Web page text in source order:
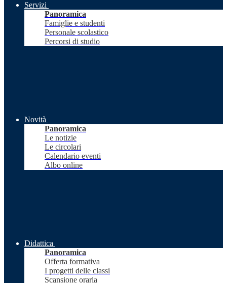
Servizi
Panoramica
Famiglie e studenti
Personale scolastico
Percorsi di studio
Novità
Panoramica
Le notizie
Le circolari
Calendario eventi
Albo online
Didattica
Panoramica
Offerta formativa
I progetti delle classi
Scansione oraria